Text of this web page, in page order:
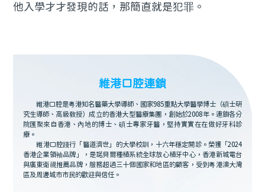
他入學才才發現的話，那簡直就是犯罪。
維港口腔連鎖
維港口腔是粵港知名醫藥大學導師、國家985重點大學醫學博士（碩士研
究生導師、高級教授）成立的香港大型醫療集團，創始於2008年。連鎖各分
院匯聚來自香港、內地的博士、碩士專家牙醫，堅持實實在在做好牙科診
療。
維港口腔踐行「醫道濟世」的大學校訓，十六年穩定開診。榮獲「2024
香港企業領袖品牌」，是諾貝爾種植系統全球放心植牙中心，香港新城電台
與廣東衛視推薦品牌，服務超過三十個國家和地區的顧客，受到粵港澳大灣
區及周邊城市市民的歡迎與信任。